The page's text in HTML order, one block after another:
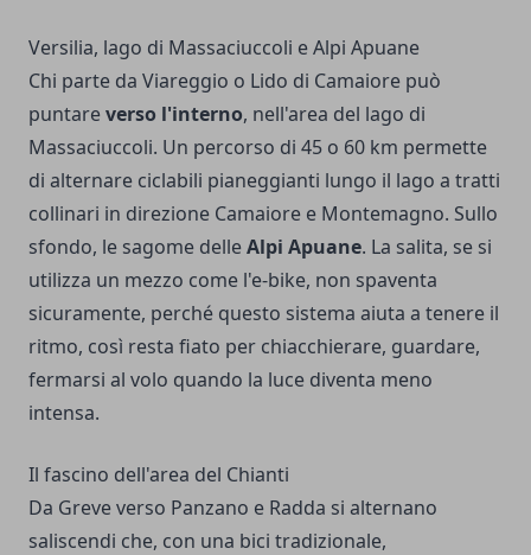
Versilia, lago di Massaciuccoli e Alpi Apuane
Chi parte da Viareggio o Lido di Camaiore può
puntareverso l'interno, nell'area del lago di
Massaciuccoli. Un percorso di 45 o 60 km permette
di alternare ciclabili pianeggianti lungo il lago a tratti
collinari in direzione Camaiore e Montemagno. Sullo
sfondo, le sagome delleAlpi Apuane. La salita, se si
utilizza un mezzo come l'e-bike, non spaventa
sicuramente, perché questo sistema aiuta a tenere il
ritmo, così resta fiato per chiacchierare, guardare,
fermarsi al volo quando la luce diventa meno
intensa.
Il fascino dell'area del Chianti
Da Greve verso Panzano e Radda si alternano
saliscendi che, con una bici tradizionale,